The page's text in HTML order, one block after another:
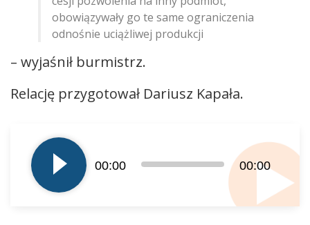
obowiązywały go te same ograniczenia
odnośnie uciążliwej produkcji
– wyjaśnił burmistrz.
Relację przygotował Dariusz Kapała.
plików
dźwiękowych
00:00 00:00